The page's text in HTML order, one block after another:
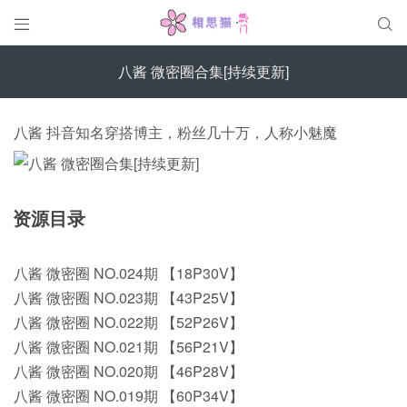
 
八酱 微密圈合集[持续更新]
八酱 抖音知名穿搭博主，粉丝几十万，人称小魅魔
资源目录
八酱 微密圈 NO.024期 【18P30V】
八酱 微密圈 NO.023期 【43P25V】
八酱 微密圈 NO.022期 【52P26V】
八酱 微密圈 NO.021期 【56P21V】
八酱 微密圈 NO.020期 【46P28V】
八酱 微密圈 NO.019期 【60P34V】